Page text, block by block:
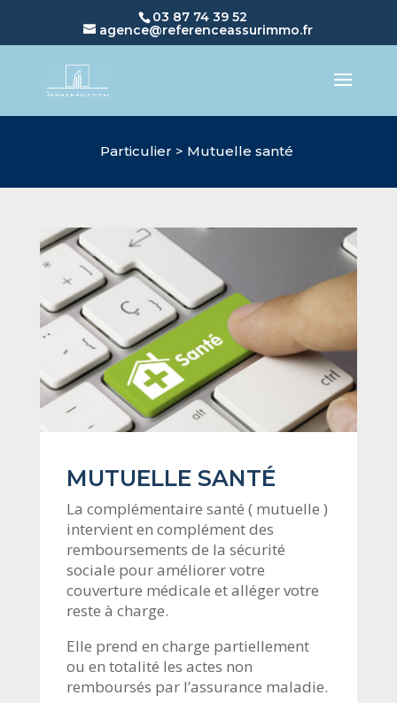
03 87 74 39 52
agence@referenceassurimmo.fr
Particulier > Mutuelle santé
MUTUELLE SANTÉ
La complémentaire santé ( mutuelle )
intervient en complément des
remboursements de la sécurité
sociale pour améliorer votre
couverture médicale et alléger votre
reste à charge.
Elle prend en charge partiellement
ou en totalité les actes non
remboursés par l’assurance maladie.